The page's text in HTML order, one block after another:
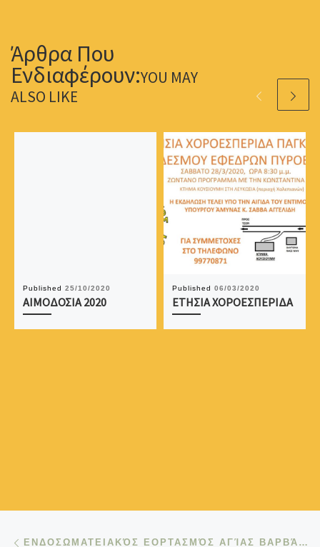
YOU MAY
ALSO LIKE
Published 25/10/2020
ΑΙΜΟΔΟΣΙΑ 2020
Published 06/03/2020
ΕΤΗΣΙΑ ΧΟΡΟΕΣΠΕΡΙΔΑ
Post navigation ΕΝΔΟΣΩΜΑΤΕΙΑΚΌΣ ΕΟΡΤΑΣΜΌΣ ΑΓΊΑΣ ΒΑΡΒΆΡΑΣ